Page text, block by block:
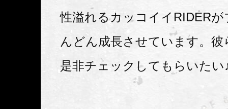
性溢れるカッコイイRIDER
んどん成長させています。彼
是非チェックしてもらいたい